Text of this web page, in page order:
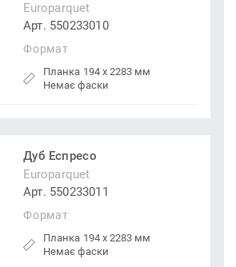
Europarquet
Арт. 550233010
Формат
Планка 194 x 2283 мм
Немає фаски
Дуб Еспресо
Europarquet
Арт. 550233011
Формат
Планка 194 x 2283 мм
Немає фаски